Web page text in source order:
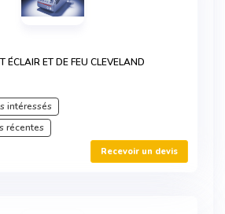
ÉCLAIR ET DE FEU CLEVELAND
intéressés
récentes
Recevoir un devis